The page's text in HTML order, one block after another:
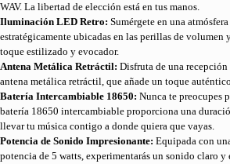
WAV. La libertad de elección está en tus manos.
Iluminación LED Retro: Sumérgete en una
estratégicamente ubicadas en las perillas de volumen
toque estilizado y evocador.
Antena Metálica Retráctil: Disfruta de una
antena metálica retráctil, que añade un toque
Batería Intercambiable 18650: Nunca te preocupes
batería 18650 intercambiable proporciona una
llevar tu música contigo a donde quiera que vayas.
Potencia de Sonido Impresionante: Equipada con
potencia de 5 watts, experimentarás un sonido claro